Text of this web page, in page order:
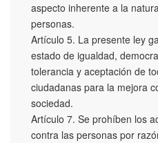
aspecto inherente a la
personas.
Artículo 5. La presente ley
estado de igualdad,
tolerancia y aceptación de
ciudadanas para la mejora
sociedad.
Artículo 7. Se prohíben los
contra las personas por